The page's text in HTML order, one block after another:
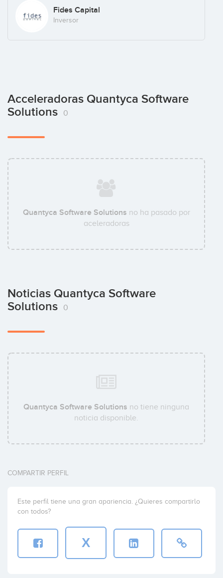
Fides Capital
Inversor
Acceleradoras Quantyca Software
Solutions
0
Quantyca Software Solutions no ha pasado por
aceleradoras
Noticias Quantyca Software
Solutions
0
Quantyca Software Solutions no tiene ninguna
noticia disponible.
COMPARTIR PERFIL
Este perfil tiene una gran apariencia. ¿Quieres compartirlo
con todos?
X